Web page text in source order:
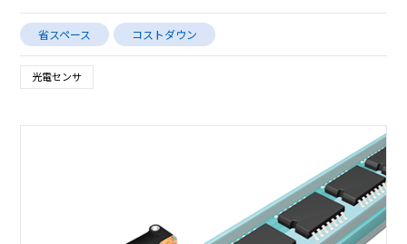
省スペース コストダウン
光電センサ